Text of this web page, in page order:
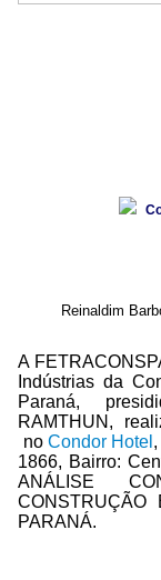
Reinaldim
A
Indústrias da
Paraná,
RAMTHUN,
no Condor Hotel
1866, Bairro:
ANÁLISE
PARANÁ.